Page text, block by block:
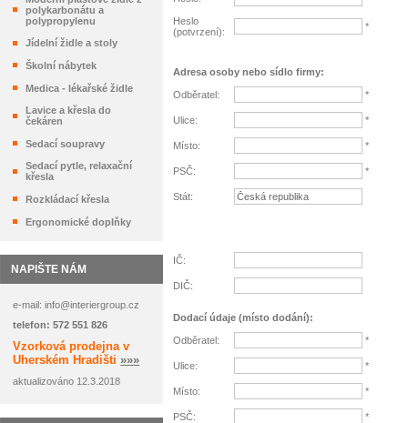
polykarbonátu a
polypropylenu
Jídelní židle a stoly
Školní nábytek
Medica - lékařské židle
Lavice a křesla do
čekáren
Sedací soupravy
Sedací pytle, relaxační
křesla
Rozkládací křesla
Ergonomické doplňky
NAPIŠTE NÁM
e-mail: info@interiergroup.cz
telefon: 572 551 826
Vzorková prodejna v
Uherském Hradišti »»»
aktualizováno 12.3.2018
Heslo
(potvrzení): *
Adresa osoby nebo sídlo firmy:
Odběratel: *
Ulice: *
Místo: *
PSČ: *
Stát:
IČ:
DIČ:
Dodací údaje (místo dodání):
Odběratel: *
Ulice: *
Místo: *
PSČ: *